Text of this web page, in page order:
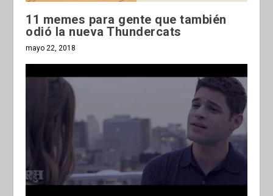
11 memes para gente que también
odió la nueva Thundercats
mayo 22, 2018